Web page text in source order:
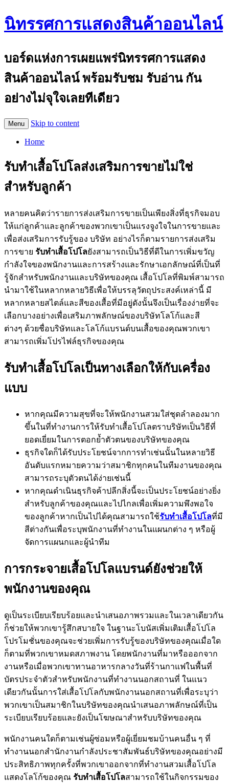
นิทรรศการแสดงสินค้าออนไลน์
บอร์ดแห่งการเผยแพร่นิทรรศการแสดง
สินค้าออนไลน์ พร้อมรับชม รับอ่าน กัน
อย่างไม่จุใจเลยทีเดียว
Menu Skip to content
Home
รับทำเสื้อโปโลส่งเสริมการขายไม่ใช่
สำหรับลูกค้า
หลายคนคิดว่ารายการส่งเสริมการขายเป็นเพียงสิ่งที่ธุรกิจมอบ
ให้แก่ลูกค้าและลูกค้าของพวกเขาเป็นแรงจูงใจในการขายและ
เพื่อส่งเสริมการรับรู้ของ บริษัท อย่างไรก็ตามรายการส่งเสริม
การขาย รับทำเสื้อโปโลยังสามารถเป็นวิธีที่ดีในการเพิ่มขวัญ
กำลังใจของพนักงานและการสร้างและรักษาเอกลักษณ์ที่เป็นที่
รู้จักสำหรับพนักงานและบริษัทของคุณ เสื้อโปโลที่พิมพ์สามารถ
นำมาใช้ในหลากหลายวิธีเพื่อให้บรรลุวัตถุประสงค์เหล่านี้ มี
หลากหลายสไตล์และสีของเสื้อที่มีอยู่ดังนั้นจึงเป็นเรื่องง่ายที่จะ
เลือกบางอย่างเพื่อเสริมภาพลักษณ์ของบริษัทโลโก้และสี
ต่างๆ ด้วยชื่อบริษัทและโลโก้แบรนด์บนเสื้อของคุณพวกเขา
สามารถเพิ่มโปรไฟล์ธุรกิจของคุณ
รับทำเสื้อโปโลเป็นทางเลือกให้กับเครื่อง
แบบ
หากคุณมีความสุขที่จะให้พนักงานสวมใส่ชุดลำลองมาก
ขึ้นในที่ทำงานการให้รับทำเสื้อโปโลตราบริษัทเป็นวิธีที่
ยอดเยี่ยมในการตอกย้ำตัวตนของบริษัทของคุณ
ธุรกิจใดก็ได้รับประโยชน์จากการทำเช่นนั้นในหลายวิธี
อันดับแรกหมายความว่าสมาชิกทุกคนในทีมงานของคุณ
สามารถระบุตัวตนได้ง่ายเช่นนี้
หากคุณดำเนินธุรกิจค้าปลีกสิ่งนี้จะเป็นประโยชน์อย่างยิ่ง
สำหรับลูกค้าของคุณและไปไกลเพื่อเพิ่มความพึงพอใจ
ของลูกค้าหากเป็นไปได้คุณสามารถใช้รับทำเสื้อโปโลที่มี
สีต่างกันเพื่อระบุพนักงานที่ทำงานในแผนกต่าง ๆ หรือผู้
จัดการแผนกและผู้นำทีม
การกระจายเสื้อโปโลแบรนด์ยังช่วยให้
พนักงานของคุณ
ดูเป็นระเบียบเรียบร้อยและนำเสนอภาพรวมและในเวลาเดียวกัน
ก็ช่วยให้พวกเขารู้สึกสบายใจ ในฐานะโบนัสเพิ่มเติมเสื้อโปโล
โปรโมชั่นของคุณจะช่วยเพิ่มการรับรู้ของบริษัทของคุณเมื่อใด
ก็ตามที่พวกเขาหมดสภาพงาน โดยพนักงานที่มาหรือออกจาก
งานหรือเมื่อพวกเขาทานอาหารกลางวันที่ร้านกาแฟในพื้นที่
บัตรประจำตัวสำหรับพนักงานที่ทำงานนอกสถานที่ ในแนว
เดียวกันนั้นการใส่เสื้อโปโลกับพนักงานนอกสถานที่เพื่อระบุว่า
พวกเขาเป็นสมาชิกในบริษัทของคุณนำเสนอภาพลักษณ์ที่เป็น
ระเบียบเรียบร้อยและยังเป็นโฆษณาสำหรับบริษัทของคุณ
พนักงานคนใดก็ตามเช่นผู้ซ่อมหรือผู้เยี่ยมชมบ้านคนอื่น ๆ ที่
ทำงานนอกสำนักงานกำลังประชาสัมพันธ์บริษัทของคุณอย่างมี
ประสิทธิภาพทุกครั้งที่พวกเขาออกจากที่ทำงานสวมเสื้อโปโล
แสดงโลโก้ของคุณ รับทำเสื้อโปโลสามารถใช้ในกิจกรรมของ